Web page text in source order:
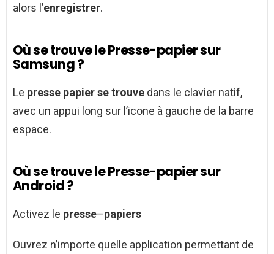
alors l’enregistrer.
Où se trouve le Presse-papier sur
Samsung ?
Le presse papier se trouve dans le clavier natif,
avec un appui long sur l’icone à gauche de la barre
espace.
Où se trouve le Presse-papier sur
Android ?
Activez le presse–papiers
Ouvrez n’importe quelle application permettant de